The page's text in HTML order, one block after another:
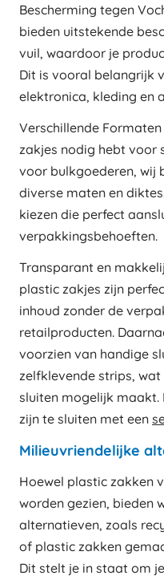
Bescherming tegen
bieden uitstekende
vuil, waardoor je
Dit is vooral belangrijk
elektronica, kleding en
Verschillende
zakjes nodig hebt voor
voor bulkgoederen, wij
diverse maten en
kiezen die perfect
verpakkingsbehoeften.
Transparant en
plastic zakjes zijn
inhoud zonder de
retailproducten.
voorzien van handige
zelfklevende strips,
sluiten mogelijk maakt.
zijn te sluiten met een
Milieuvriendelijke
Hoewel plastic zakken
worden gezien, bieden
alternatieven, zoals
of plastic zakken
Dit stelt je in staat om